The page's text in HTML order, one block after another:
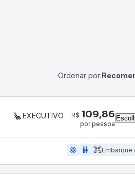
Ordenar por:
EXECUTIVO R$ 109,86
por pessoa
ac_unit wc Embarque